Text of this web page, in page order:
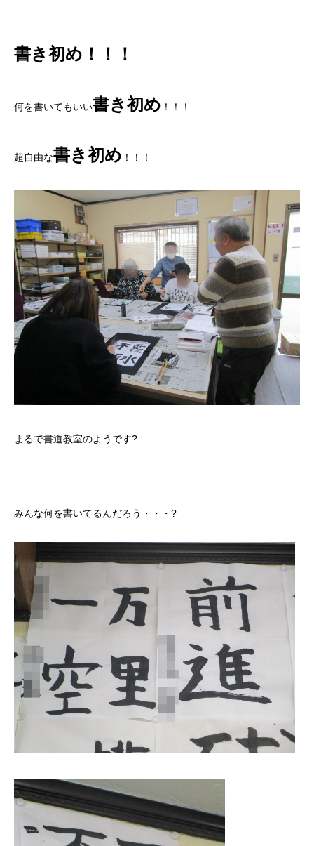
書き初め！！！
何を書いてもいい書き初め ！！！
超自由な書き初め ！！！
まるで書道教室のようです?
みんな何を書いてるんだろう・・・?